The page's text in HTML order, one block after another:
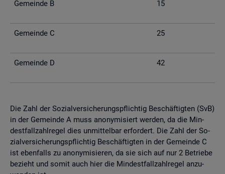
Ge­mein­de B 15
Ge­mein­de C 25
Ge­mein­de D 42
Die Zahl der So­zi­al­ver­si­che­rungs­pflich­tig Be­schäf­tig­ten (SvB)
in der Ge­mein­de A muss an­ony­mi­siert wer­den, da die Min­
dest­fall­zahl­re­gel dies un­mit­tel­bar er­for­dert. Die Zahl der So­
zi­al­ver­si­che­rungs­pflich­tig Be­schäf­tig­ten in der Ge­mein­de C
ist eben­falls zu an­ony­mi­sie­ren, da sie sich auf nur 2 Be­trie­be
be­zieht und somit auch hier die Min­dest­fall­zahl­re­gel an­zu­